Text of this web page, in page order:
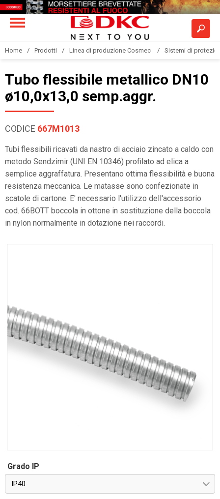
Home Prodotti Linea di produzione Cosmec Sistemi di
Tubo flessibile metallico DN10
ø10,0x13,0 semp.aggr.
CODICE 667M1013
Tubi flessibili ricavati da nastro di acciaio zincato a caldo con
metodo Sendzimir (UNI EN 10346) profilato ad elica a
semplice aggraffatura. Presentano ottima flessibilità e buona
resistenza meccanica. Le matasse sono confezionate in
scatole di cartone. E' necessario l'utilizzo dell'accessorio
cod. 66BOTT boccola in ottone in sostituzione della boccola
in nylon normalmente in dotazione nei raccordi.
Grado IP
IP40